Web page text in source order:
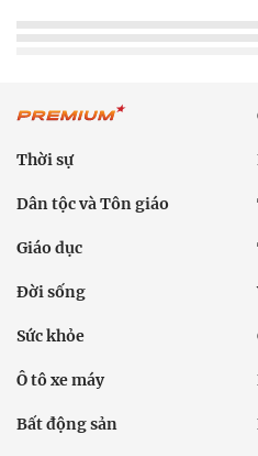
Thời sự
Dân tộc và Tôn giáo
Giáo dục
Đời sống
Sức khỏe
Ô tô xe máy
Bất động sản